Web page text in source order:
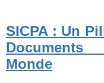
SICPA : Un
Monde